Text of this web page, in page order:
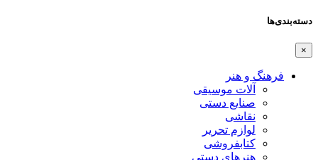
دسته‌بندی‌ها
×
فرهنگ و هنر
آلات موسیقی
صنایع دستی
نقاشی
لوازم تحریر
کتابفروشی
هنرهای دستی